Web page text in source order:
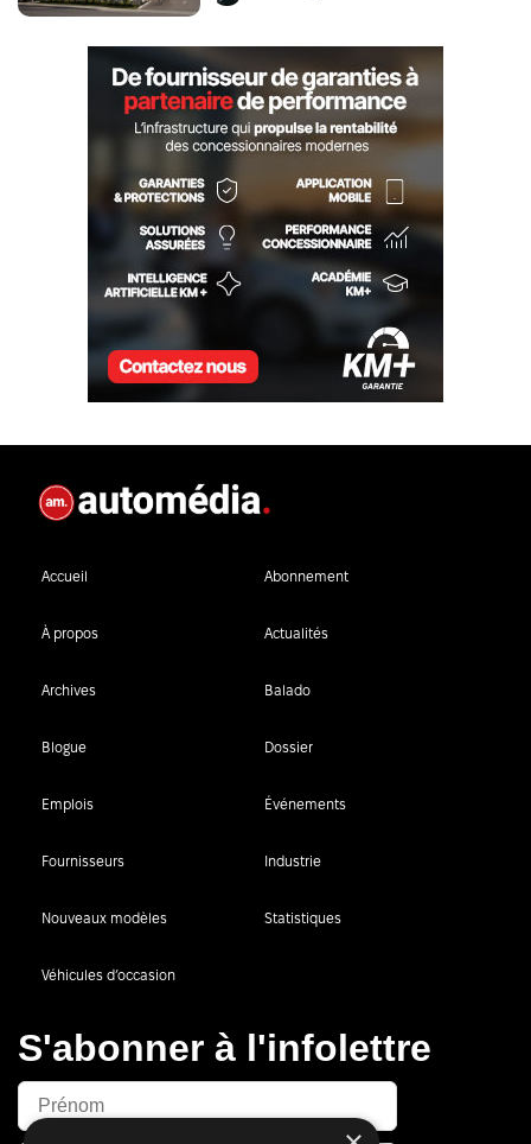
Accueil Abonnement
À propos Actualités
Archives Balado
Blogue Dossier
Emplois Événements
Fournisseurs Industrie
Nouveaux modèles Statistiques
Véhicules d’occasion
S'abonner à l'infolettre